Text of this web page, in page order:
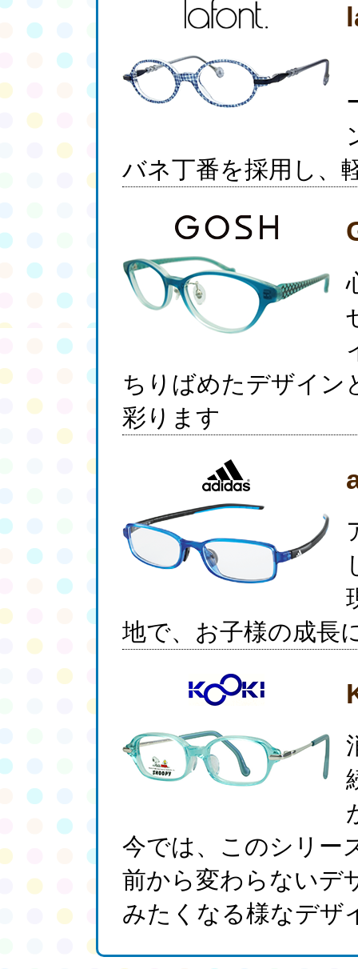
バネ丁番を採用し、
ちりばめたデザイン
彩ります
地で、お子様の成長
今では、このシリー
前から変わらないデ
みたくなる様なデザ